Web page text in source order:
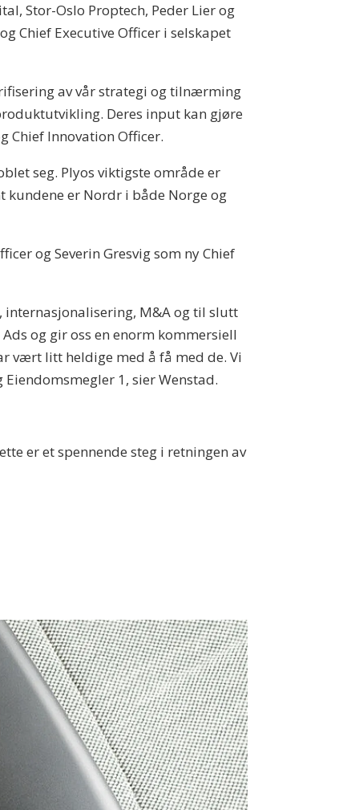
Stor-Oslo Proptech, Peder Lier og
Chief Executive Officer i selskapet
av vår strategi og tilnærming
Deres input kan gjøre
Chief Innovation Officer.
seg. Plyos viktigste område er
er Nordr i både Norge og
og Severin Gresvig som ny Chief
internasjonalisering, M&A og til slutt
og gir oss en enorm kommersiell
vært litt heldige med å få med de. Vi
1, sier Wenstad.
er et spennende steg i retningen av